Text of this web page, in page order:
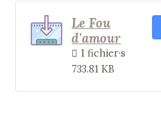
Le Fou
d'amour
1 fichier·s
733.81 KB